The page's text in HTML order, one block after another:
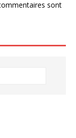
sont